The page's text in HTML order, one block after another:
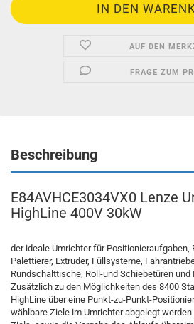
AUF DEN
FRAGE ZUM
Beschreibung
E84AVHCE3034VX0 Lenze
HighLine 400V 30kW
der ideale Umrichter für Positionieraufgaben,
Palettierer, Extruder, Füllsysteme,
Rundschalttische, Roll-und Schiebetüren
Zusätzlich zu den Möglichkeiten des 8400
HighLine über eine Punkt-zu-Punkt-
wählbare Ziele im Umrichter abgelegt